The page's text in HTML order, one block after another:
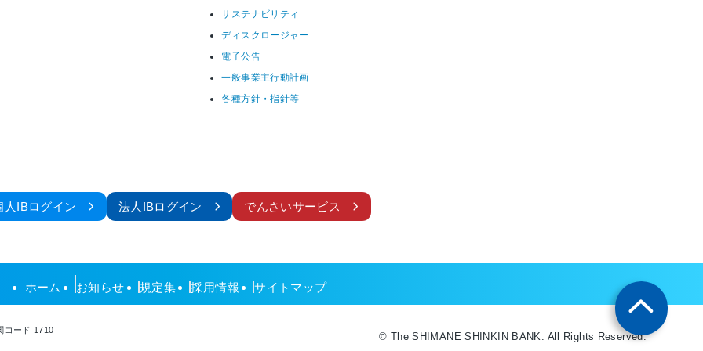
サステナビリティ
ディスクロージャー
電子公告
一般事業主行動計画
各種方針・指針等
人IBログイン 法人IBログイン でんさいサービス
ホーム お知らせ 規定集 採用情報 サイトマップ
コード 1710
© The SHIMANE SHINKIN BANK. All Rights Reserved.